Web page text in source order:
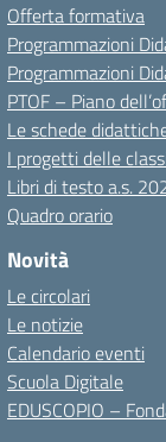
Offerta formativa
Programmazioni
Programmazioni
PTOF – Piano
Le schede
I progetti delle classi
Libri di testo a.s.
Quadro orario
Novità
Le circolari
Le notizie
Calendario eventi
Scuola Digitale
EDUSCOPIO –